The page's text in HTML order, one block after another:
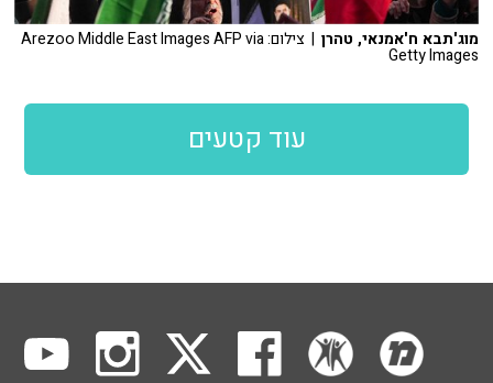
מוג'תבא ח'אמנאי, טהרן | צילום: Arezoo Middle East Images AFP via
Getty Images
עוד קטעים